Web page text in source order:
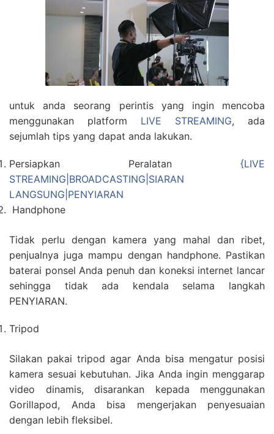
untuk anda seorang perintis yang ingin mencoba
menggunakan platform LIVE STREAMING, ada
sejumlah tips yang dapat anda lakukan.
Persiapkan Peralatan {LIVE
STREAMING|BROADCASTING|SIARAN
LANGSUNG|PENYIARAN
Handphone
Tidak perlu dengan kamera yang mahal dan ribet,
penjualnya juga mampu dengan handphone. Pastikan
baterai ponsel Anda penuh dan koneksi internet lancar
sehingga tidak ada kendala selama langkah
PENYIARAN.
Tripod
Silakan pakai tripod agar Anda bisa mengatur posisi
kamera sesuai kebutuhan. Jika Anda ingin menggarap
video dinamis, disarankan kepada menggunakan
Gorillapod, Anda bisa mengerjakan penyesuaian
dengan lebih fleksibel.